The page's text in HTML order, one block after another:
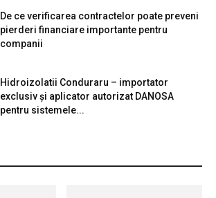
De ce verificarea contractelor poate preveni
pierderi financiare importante pentru
companii
Hidroizolatii Conduraru – importator
exclusiv și aplicator autorizat DANOSA
pentru sistemele...